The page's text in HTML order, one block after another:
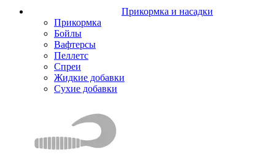
Прикормка и насадки
Прикормка
Бойлы
Вафтерсы
Пеллетс
Спреи
Жидкие добавки
Сухие добавки